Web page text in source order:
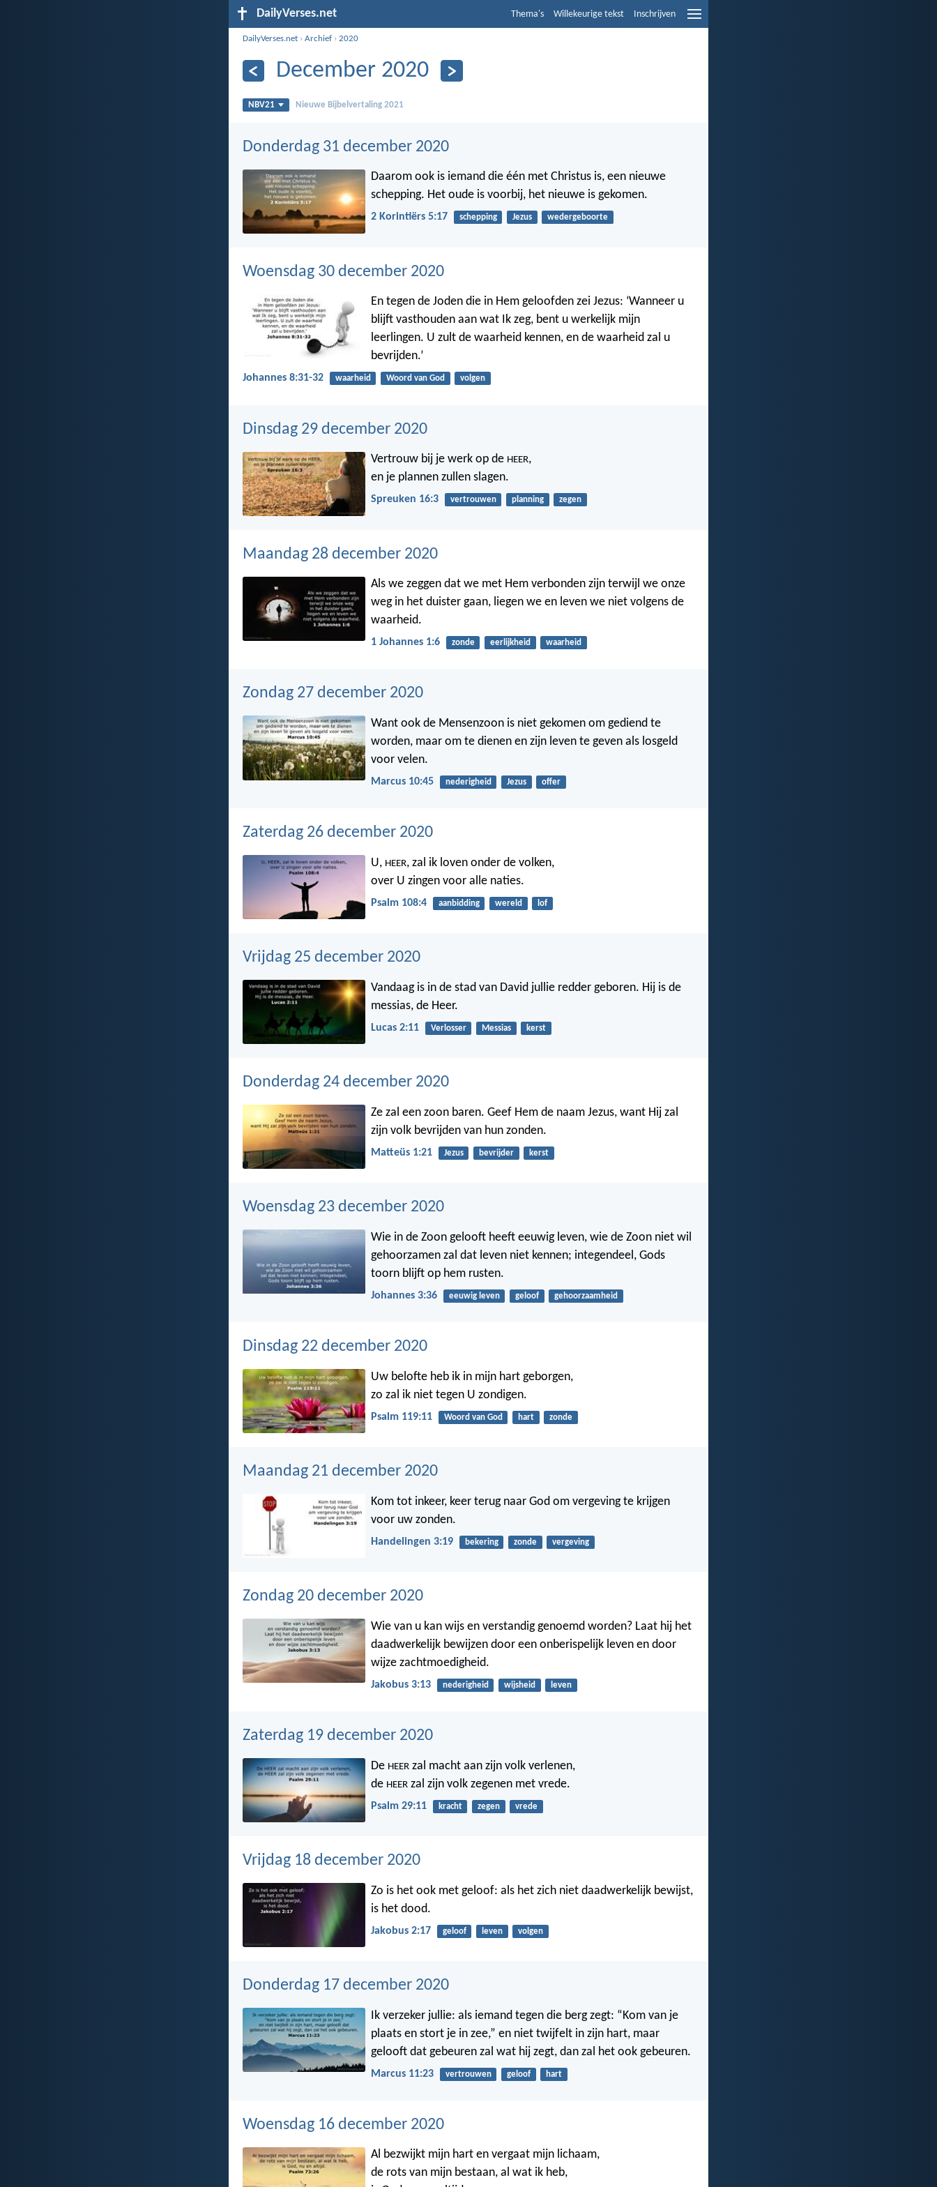
DailyVerses.net Thema's Willekeurige tekst Inschrijven
DailyVerses.net ›Archief ›2020
December 2020
NBV21 Nieuwe Bijbelvertaling 2021
Donderdag 31 december 2020
Daarom ook is iemand die één met Christus is, een nieuwe
schepping. Het oude is voorbij, het nieuwe is gekomen.
2 Korintiërs 5:17 schepping Jezus wedergeboorte
Woensdag 30 december 2020
En tegen de Joden die in Hem geloofden zei Jezus: ‘Wanneer u
blijft vasthouden aan wat Ik zeg, bent u werkelijk mijn
leerlingen. U zult de waarheid kennen, en de waarheid zal u
bevrijden.’
Johannes 8:31-32 waarheid Woord van God volgen
Dinsdag 29 december 2020
Vertrouw bij je werk op de HEER,
en je plannen zullen slagen.
Spreuken 16:3 vertrouwen planning zegen
Maandag 28 december 2020
Als we zeggen dat we met Hem verbonden zijn terwijl we onze
weg in het duister gaan, liegen we en leven we niet volgens de
waarheid.
1 Johannes 1:6 zonde eerlijkheid waarheid
Zondag 27 december 2020
Want ook de Mensenzoon is niet gekomen om gediend te
worden, maar om te dienen en zijn leven te geven als losgeld
voor velen.
Marcus 10:45 nederigheid Jezus offer
Zaterdag 26 december 2020
U, HEER, zal ik loven onder de volken,
over U zingen voor alle naties.
Psalm 108:4 aanbidding wereld lof
Vrijdag 25 december 2020
Vandaag is in de stad van David jullie redder geboren. Hij is de
messias, de Heer.
Lucas 2:11 Verlosser Messias kerst
Donderdag 24 december 2020
Ze zal een zoon baren. Geef Hem de naam Jezus, want Hij zal
zijn volk bevrijden van hun zonden.
Matteüs 1:21 Jezus bevrijder kerst
Woensdag 23 december 2020
Wie in de Zoon gelooft heeft eeuwig leven, wie de Zoon niet wil
gehoorzamen zal dat leven niet kennen; integendeel, Gods
toorn blijft op hem rusten.
Johannes 3:36 eeuwig leven geloof gehoorzaamheid
Dinsdag 22 december 2020
Uw belofte heb ik in mijn hart geborgen,
zo zal ik niet tegen U zondigen.
Psalm 119:11 Woord van God hart zonde
Maandag 21 december 2020
Kom tot inkeer, keer terug naar God om vergeving te krijgen
voor uw zonden.
Handelingen 3:19 bekering zonde vergeving
Zondag 20 december 2020
Wie van u kan wijs en verstandig genoemd worden? Laat hij het
daadwerkelijk bewijzen door een onberispelijk leven en door
wijze zachtmoedigheid.
Jakobus 3:13 nederigheid wijsheid leven
Zaterdag 19 december 2020
De HEER zal macht aan zijn volk verlenen,
de HEER zal zijn volk zegenen met vrede.
Psalm 29:11 kracht zegen vrede
Vrijdag 18 december 2020
Zo is het ook met geloof: als het zich niet daadwerkelijk bewijst,
is het dood.
Jakobus 2:17 geloof leven volgen
Donderdag 17 december 2020
Ik verzeker jullie: als iemand tegen die berg zegt: “Kom van je
plaats en stort je in zee,” en niet twijfelt in zijn hart, maar
gelooft dat gebeuren zal wat hij zegt, dan zal het ook gebeuren.
Marcus 11:23 vertrouwen geloof hart
Woensdag 16 december 2020
Al bezwijkt mijn hart en vergaat mijn lichaam,
de rots van mijn bestaan, al wat ik heb,